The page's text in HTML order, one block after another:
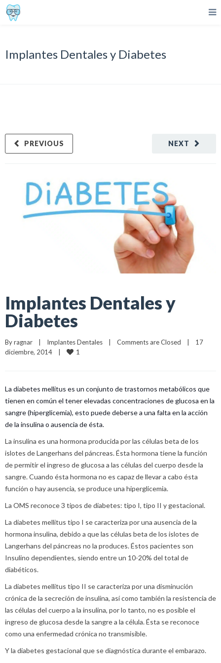
Implantes Dentales y Diabetes
NEXT
PREVIOUS
Implantes Dentales y
Diabetes
By ragnar | Implantes Dentales | Comments are Closed |
17
diciembre, 2014 | 1
La diabetes mellitus es un conjunto de trastornos metabólicos que
tienen en común el tener elevadas concentraciones de glucosa en la
sangre (hiperglicemia), esto puede deberse a una falta en la acción
de la insulina o ausencia de ésta.
La insulina es una hormona producida por las células beta de los
islotes de Langerhans del páncreas. Ésta hormona tiene la función
de permitir el ingreso de glucosa a las células del cuerpo desde la
sangre. Cuando ésta hormona no es capaz de llevar a cabo ésta
función o hay ausencia, se produce una hiperglicemia.
La OMS reconoce 3 tipos de diabetes: tipo I, tipo II y gestacional.
La diabetes mellitus tipo I se caracteriza por una ausencia de la
hormona insulina, debido a que las células beta de los islotes de
Langerhans del páncreas no la produces. Éstos pacientes son
Insulino dependientes, siendo entre un 10-20% del total de
diabéticos.
La diabetes mellitus tipo II se caracteriza por una disminución
crónica de la secreción de insulina, así como también la resistencia de
las células del cuerpo a la insulina, por lo tanto, no es posible el
ingreso de glucosa desde la sangre a la célula. Ésta se reconoce
como una enfermedad crónica no transmisible.
Y la diabetes gestacional que se diagnóstica durante el embarazo.